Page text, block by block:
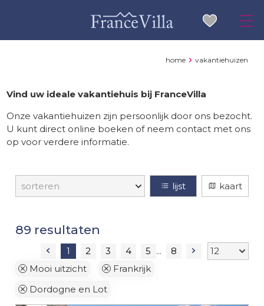
home vakantiehuizen
Vind uw ideale vakantiehuis bij FranceVilla
Onze vakantiehuizen zijn persoonlijk door ons bezocht.
U kunt direct online boeken of neem contact met ons
op voor verdere informatie.
resultaten
lijst kaart
1 2 3 4 5
8
Mooi uitzicht
Frankrijk
Dordogne en Lot